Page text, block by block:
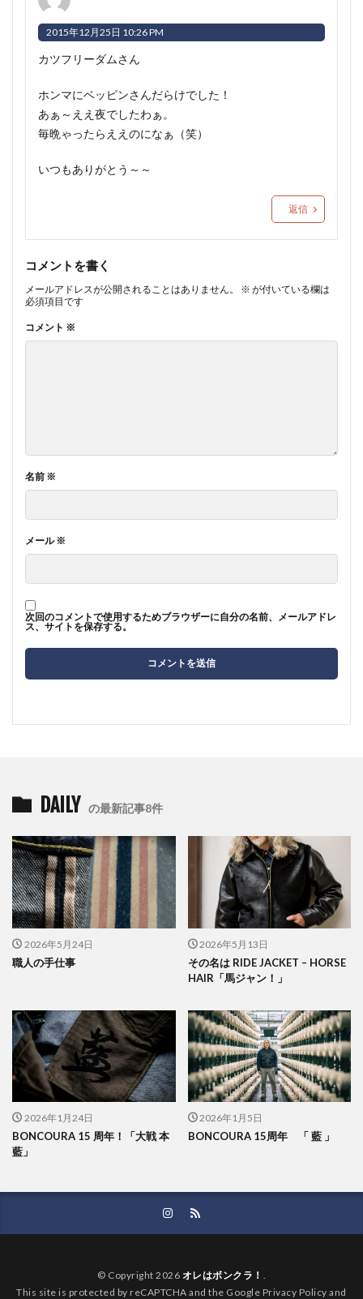
2015年12月25日 10:26 PM
カツフリーダムさん
ホンマにベッピンさんだらけでした！
あぁ～ええ夜でしたわぁ。
毎晩ゃったらええのになぁ（笑）
いつもありがとう～～
返信
コメントを書く
メールアドレスが公開されることはありません。 ※ が付いている欄は
必須項目です
コメント ※
名前 ※
メール※
次回のコメントで使用するためブラウザーに自分の名前、メールアドレ
ス、サイトを保存する。
DAILY の最新記事8件
2026年5月24日
職人の手仕事
2026年5月13日
その名は RIDE JACKET – HORSE
HAIR「馬ジャン！」
2026年1月24日
BONCOURA 15 周年！「大戦 本
藍」
2026年1月5日
BONCOURA 15周年 「 藍 」
© Copyright 2026 オレはボンクラ！
This site is protected by reCAPTCHA and the Google Privacy Policy and